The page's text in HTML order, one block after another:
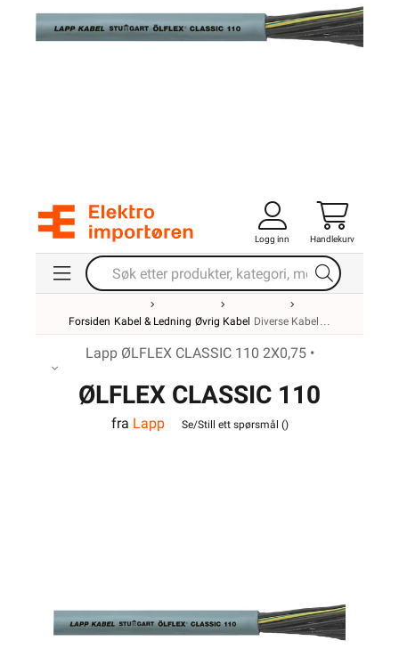
Logg inn Handlekurv
Forsiden Kabel & Ledning Øvrig Kabel Diverse Kabel
Lapp ØLFLEX CLASSIC 110 2X0,75 •
ØLFLEX CLASSIC 110
2X0,75
fra Lapp Se/Still ett spørsmål ()